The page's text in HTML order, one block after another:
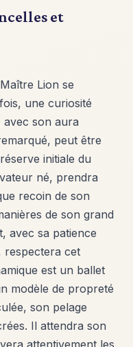
et
Lion se
une curiosité
avec son aura
peut être
initiale du
né, prendra
recoin de son
de son grand
avec sa patience
respectera cet
est un ballet
modèle de propreté
son pelage
Il attendra son
attentivement les